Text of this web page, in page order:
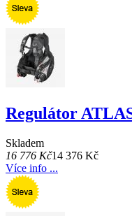
Regulátor
Skladem
16 776 Kč14 376 Kč
Více info ...